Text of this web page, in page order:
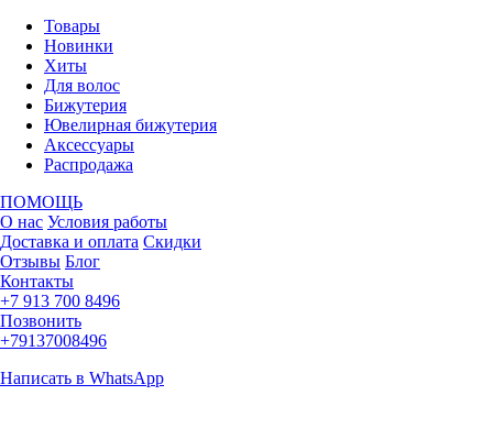
Товары
Новинки
Хиты
Для волос
Бижутерия
Ювелирная бижутерия
Аксессуары
Распродажа
ПОМОЩЬ
О нас Условия работы
Доставка и оплата Скидки
Отзывы Блог
Контакты
+7 913 700 8496
Позвонить
+79137008496
Написать в WhatsApp